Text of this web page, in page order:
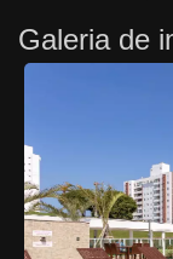
Galeria de